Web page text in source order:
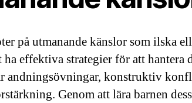
på utmanande känslor som ilska
effektiva strategier för att hantera
andningsövningar, konstruktiv
Genom att lära barnen